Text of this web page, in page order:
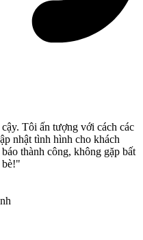
Tôi ấn tượng với cách các
nhật tình hình cho khách
thành công, không gặp bất
bè!"